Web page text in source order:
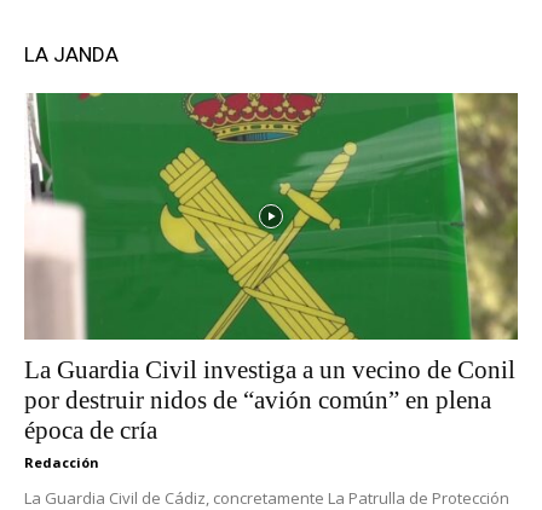
LA JANDA
La Guardia Civil investiga a un vecino de Conil
por destruir nidos de “avión común” en plena
época de cría
Redacción
La Guardia Civil de Cádiz, concretamente La Patrulla de Protección